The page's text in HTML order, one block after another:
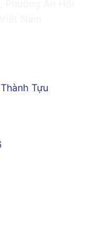
Tựu